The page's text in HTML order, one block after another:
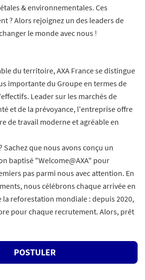
& environnementales. Ces
? Alors rejoignez un des leaders de
le monde avec nous !
du territoire, AXA France se distingue
importante du Groupe en termes de
Leader sur les marchés de
et de la prévoyance, l'entreprise offre
de travail moderne et agréable en
Sachez que nous avons conçu un
baptisé "Welcome@AXA" pour
pas parmi nous avec attention. En
nous célébrons chaque arrivée en
la reforestation mondiale : depuis 2020,
pour chaque recrutement. Alors, prêt
POSTULER